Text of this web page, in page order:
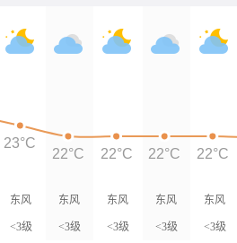
东风
<3级
东风
<3级
东风
<3级
东风
<3级
东风
<3级
23°C
22°C 22°C 22°C 22°C